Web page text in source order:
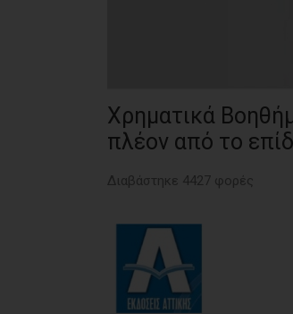
ΑΠΟΣΤΟΛΗ
Χρηματικά
πλέον από το
Διαβάστηκε 4427 φορές